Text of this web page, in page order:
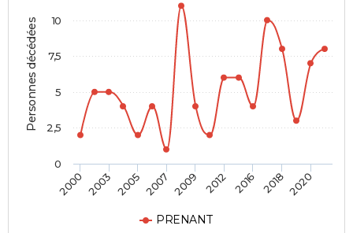
Personnes décédées
PRENANT
2000 2003 2005 2007 2009 2012 2016 2018 2020
0
2,5
5
7,5
10